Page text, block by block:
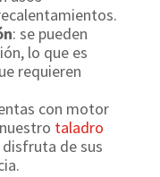
: se pueden
lo que es
requieren
con motor
taladro
disfruta de sus